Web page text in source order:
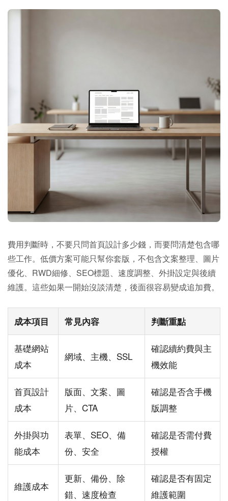
費用判斷時，不要只問首頁設計多少錢，而要問清楚包含哪
些工作。低價方案可能只幫你套版，不包含文案整理、圖片
優化、RWD細修、SEO標題、速度調整、外掛設定與後續
維護。這些如果一開始沒談清楚，後面很容易變成追加費。
成本項目 常見內容 判斷重點
基礎網站
成本
網域、主機、SSL
確認續約費與主
機效能
首頁設計
成本
版面、文案、圖
片、CTA
確認是否含手機
版調整
外掛與功
能成本
表單、SEO、備
份、安全
確認是否需付費
授權
維護成本
更新、備份、除
錯、速度檢查
確認是否有固定
維護範圍